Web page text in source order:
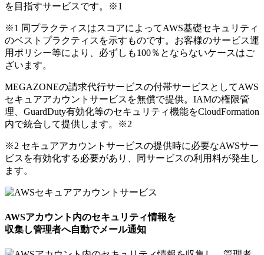
を目指すサービスです。
※1
※1 同プラクティスはスコアによってAWS基礎セキュリティ
のベストプラクティスを示すものです。お客様のサービス運
用ポリシー等により、必ずしも100％とならないケースはご
ざいます。
MEGAZONEの請求代行サービスの付帯サービスとしてAWS
セキュアアカウントサービスを無償で提供。IAMの権限管
理、GuardDuty有効化等のセキュリティ機能をCloudFormation
内で統合して提供します。
※2
※2 セキュアアカウントサービスの提供時に必要なAWSサー
ビスを有効化する必要があり、同サービスの利用料が発生し
ます。
AWSアカウント内のセキュリティ情報を
収集し管理者へ自動でメール通知